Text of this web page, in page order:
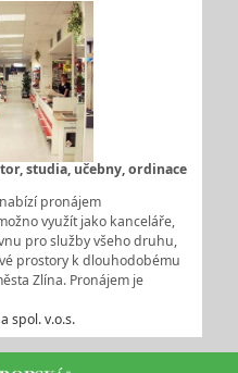
studia, učebny, ordinace
pronájem
využít jako kanceláře,
pro služby všeho druhu,
prostory k dlouhodobému
Zlína. Pronájem je
spol. v.o.s.